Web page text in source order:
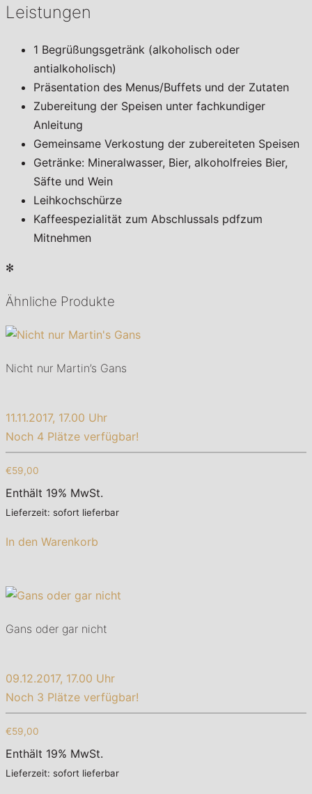
Leistungen
1 Begrüßungsgetränk (alkoholisch oder
antialkoholisch)
Präsentation des Menus/Buffets und der Zutaten
Zubereitung der Speisen unter fachkundiger
Anleitung
Gemeinsame Verkostung der zubereiteten Speisen
Getränke: Mineralwasser, Bier, alkoholfreies Bier,
Säfte und Wein
Leihkochschürze
Kaffeespezialität zum Abschlussals pdfzum
Mitnehmen
✻
Ähnliche Produkte
Nicht nur Martin’s Gans
11.11.2017, 17.00 Uhr
Noch 4 Plätze verfügbar!
€59,00
Enthält 19% MwSt.
Lieferzeit: sofort lieferbar
In den Warenkorb
Gans oder gar nicht
09.12.2017, 17.00 Uhr
Noch 3 Plätze verfügbar!
€59,00
Enthält 19% MwSt.
Lieferzeit: sofort lieferbar